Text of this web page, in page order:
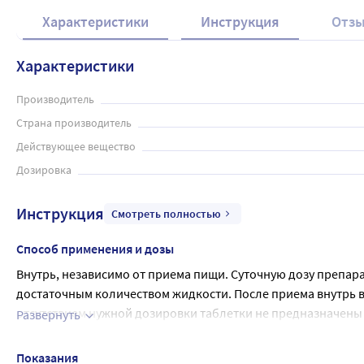
Характеристики Инструкция
Характеристики
Производитель
Страна производитель
Действующее вещество
Дозировка
Инструкция Смотреть полностью
Способ применения и дозы
Внутрь, независимо от приема пищи. Суточную дозу
достаточным количеством жидкости. После приема внутрь
отсутствием нужной дозировки таблетки не
раствора для приема внутрь. Режим дозирования
дозы 250-500 мг. Пациенты с нарушением функции
Развернуть
Показания